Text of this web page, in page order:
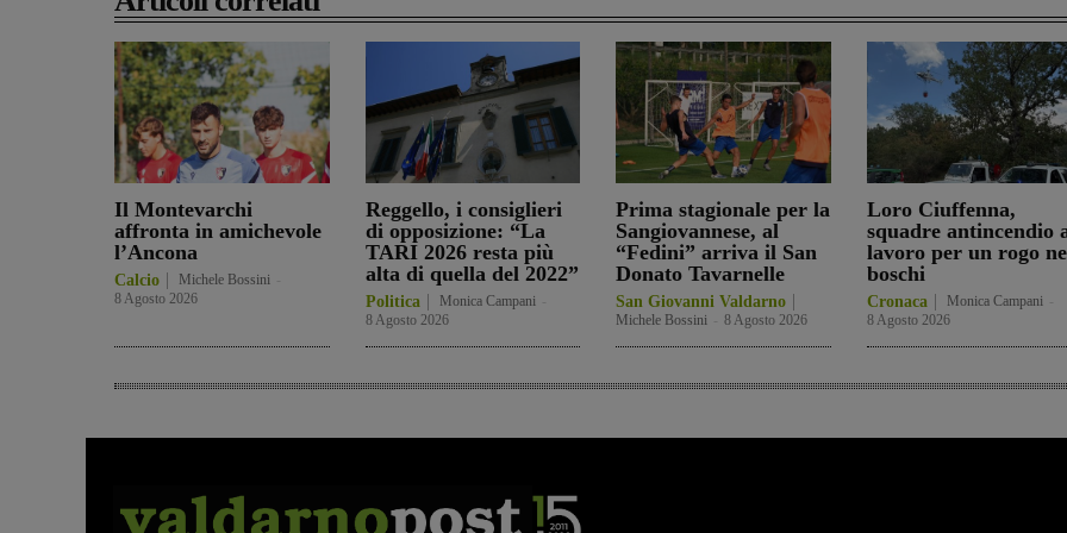
Il Montevarchi
affronta in amichevole
l’Ancona
Calcio Michele Bossini
8 Agosto 2026
Reggello, i consiglieri
di opposizione: “La
TARI 2026 resta più
alta di quella del 2022”
Politica Monica Campani
8 Agosto 2026
Prima stagionale per la
Sangiovannese, al
“Fedini” arriva il San
Donato Tavarnelle
San Giovanni Valdarno
Michele Bossini 8 Agosto 2026
Loro Ciuffenna,
squadre antincendio
lavoro per un rogo
boschi
Cronaca Monica Campani
8 Agosto 2026